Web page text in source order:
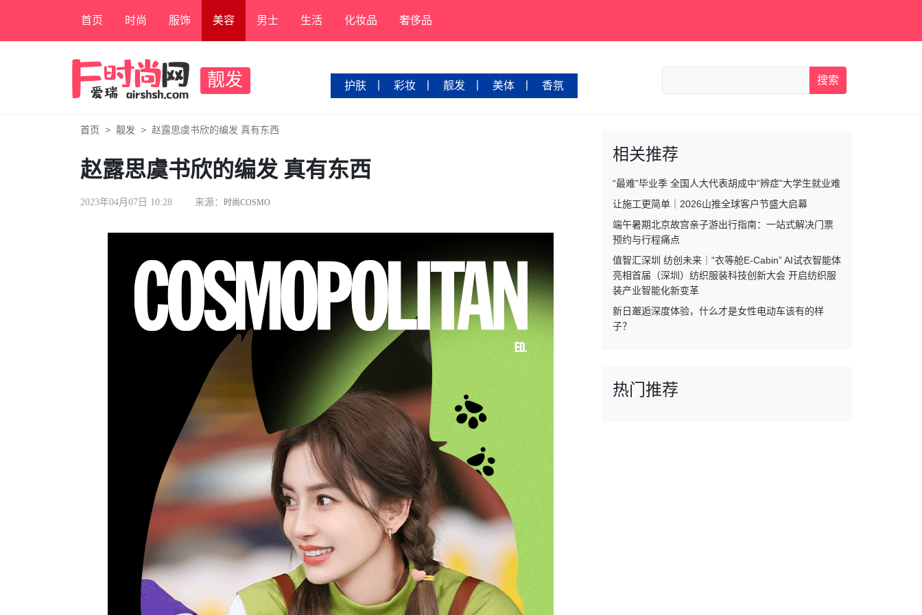
首页 时尚 服饰 美容 男士 生活 化妆品 奢侈品
靓发 护肤 彩妆 靓发 美体 香氛 搜索
首页 靓发 赵露思虞书欣的编发 真有东西
赵露思虞书欣的编发 真有东西
2023年04月07日 10:28 来源： 时尚COSMO
相关推荐
“最难”毕业季 全国人大代表胡成中“辨症”大学生就业难
让施工更简单｜2026山推全球客户节盛大启幕
端午暑期北京故宫亲子游出行指南：一站式解决门票
预约与行程痛点
值智汇深圳 纺创未来｜“衣等舱E-Cabin” AI试衣智能体
亮相首届（深圳）纺织服装科技创新大会 开启纺织服
装产业智能化新变革
新日邂逅深度体验，什么才是女性电动车该有的样
子？
热门推荐